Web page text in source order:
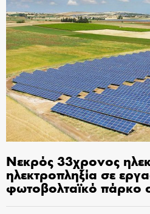
Νεκρός 33χρονος
ηλεκτροπληξία σε
φωτοβολταϊκό πάρκο